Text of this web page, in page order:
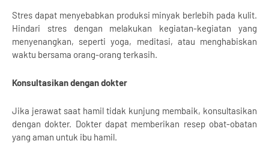
Stres dapat menyebabkan produksi minyak berlebih pada kulit.
Hindari stres dengan melakukan kegiatan-kegiatan yang
menyenangkan, seperti yoga, meditasi, atau menghabiskan
waktu bersama orang-orang terkasih.
Konsultasikan dengan dokter
Jika jerawat saat hamil tidak kunjung membaik, konsultasikan
dengan dokter. Dokter dapat memberikan resep obat-obatan
yang aman untuk ibu hamil.